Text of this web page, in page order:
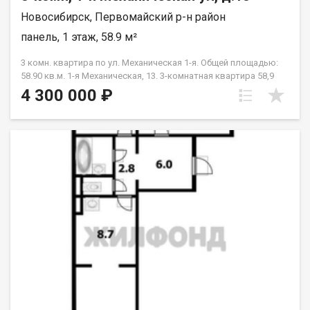
Новосибирск, Первомайский р-н район
панель, 1 этаж, 58.9 м²
3 комн. квартира по ул. Механическая 1-я. Общей площадью:
58.90 кв.м. 1-я Механическая, 13. 3-комнатная квартира 58,9
кв.м. Первый этаж, две стороны света. Предлагается к
продаже просторная 3-комнатная квартира. Объект
гарантирует высокую транспортную доступность и наличие
всех необходимых магазинов в шаговой доступности. Дом
построен в 1964 году, в тихом спальном районе.
Характеристики объекта: Площадь: Площадь квартиры 58,9
кв.м., жилая - 44,5 кв.м., кухня - 6,3 кв.м. Удобная конфигурация
комнат. Кухня: 6 кв. м., оборудована электроплитой.
Остекление: Пластиковые стеклопакеты. Окна выходят на
естественный световой режим. Состояние: В квартире
выполнен косметический ремонт. На кухне и в одной из
4 300 000 ₽